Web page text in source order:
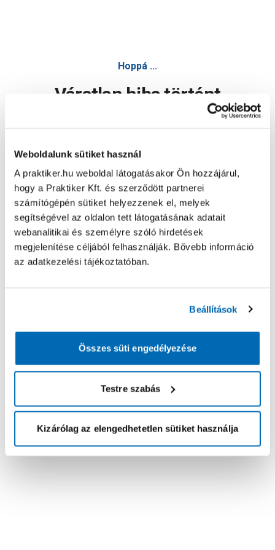
Weboldalunk sütiket használ
A praktiker.hu weboldal látogatásakor Ön hozzájárul,
hogy a Praktiker Kft. és szerződött partnerei
számítógépén sütiket helyezzenek el, melyek
segítségével az oldalon tett látogatásának adatait
webanalitikai és személyre szóló hirdetések
megjelenítése céljából felhasználják. Bővebb információ
az adatkezelési tájékoztatóban.
Beállítások
Összes süti engedélyezése
Testre szabás
Kizárólag az elengedhetetlen sütiket használja
Hoppá ...
Váratlan hiba történt
Oldal újratöltése